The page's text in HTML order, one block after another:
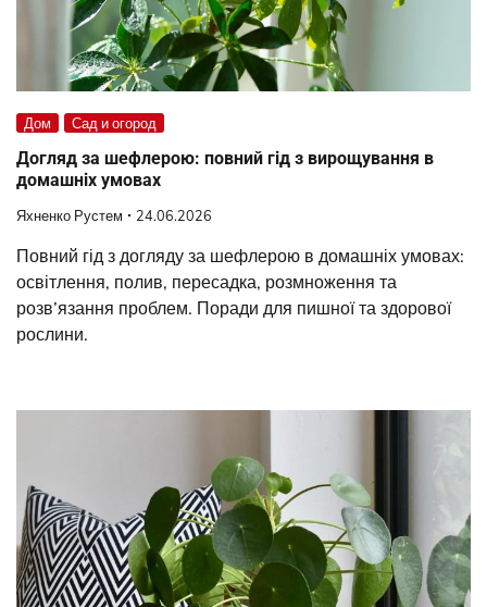
Дом Сад и огород
Догляд за шефлерою: повний гід з вирощування в
домашніх умовах
Яхненко Рустем 24.06.2026
Повний гід з догляду за шефлерою в домашніх умовах:
освітлення, полив, пересадка, розмноження та
розв’язання проблем. Поради для пишної та здорової
рослини.